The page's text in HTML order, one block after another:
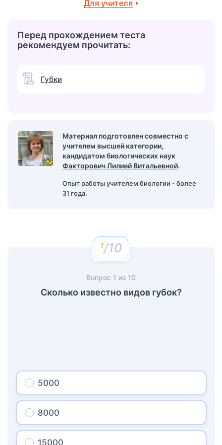
Для учителя
Перед прохождением теста
рекомендуем прочитать:
Губки
Материал подготовлен совместно с
учителем высшей категории,
кандидатом биологических наук
Факторович Лилией Витальевной.
Опыт работы учителем биологии - более
31 года.
/10
Вопрос 1 из 10
Сколько известно видов губок?
5000
8000
15000